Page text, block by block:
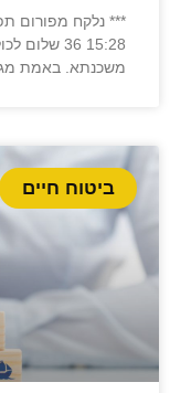
15:28 36
משכנתא. באמת
ביטוח חיים